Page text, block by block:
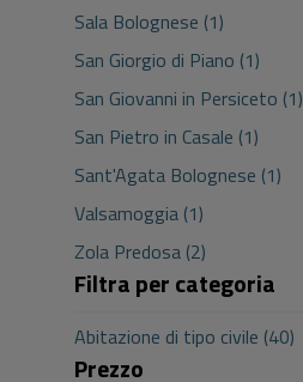
Sala Bolognese (1)
San Giorgio di Piano (1)
San Giovanni in Persiceto (1)
San Pietro in Casale (1)
Sant'Agata Bolognese (1)
Valsamoggia (1)
Zola Predosa (2)
Filtra per categoria
Abitazione di tipo civile (40)
Prezzo